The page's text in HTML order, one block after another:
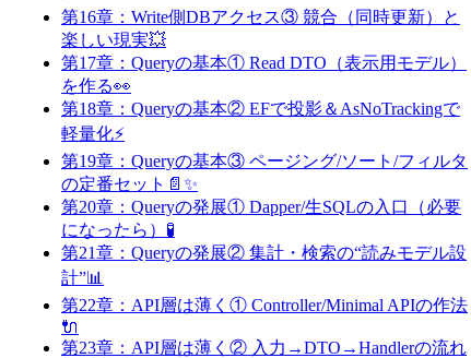
第16章：Write側DBアクセス③ 競合（同時更新）と
楽しい現実💥
第17章：Queryの基本① Read DTO（表示用モデル）
を作る👀
第18章：Queryの基本② EFで投影＆AsNoTrackingで
軽量化⚡
第19章：Queryの基本③ ページング/ソート/フィルタ
の定番セット📄✨
第20章：Queryの発展① Dapper/生SQLの入口（必要
になったら）🧪
第21章：Queryの発展② 集計・検索の“読みモデル設
計”📊
第22章：API層は薄く① Controller/Minimal APIの作法
🔌
第23章：API層は薄く② 入力→DTO→Handlerの流れ